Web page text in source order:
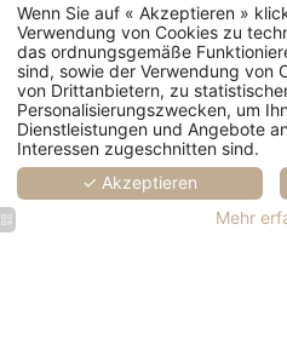
Wenn Sie auf « Akzeptieren »
Verwendung von Cookies zu
das ordnungsgemäße
sind, sowie der Verwendung von
von Drittanbietern, zu
Personalisierungszwecken, um
Dienstleistungen und Angebote
Interessen zugeschnitten sind.
✓ Akzeptieren
Mehr